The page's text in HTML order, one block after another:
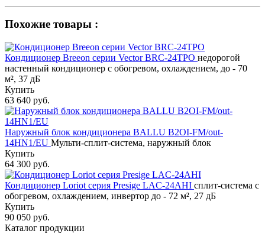
Похожие товары :
Кондиционер Breeon серии Vector BRC-24TPO недорогой
настенный кондиционер с обогревом, охлаждением, до - 70
м², 37 дБ
Купить
63 640 руб.
Наружный блок кондиционера BALLU B2OI-FM/out-
14HN1/EU Мульти-сплит-система, наружный блок
Купить
64 300 руб.
Кондиционер Loriot cерия Presige LAC-24AHI сплит-система с
обогревом, охлаждением, инвертор до - 72 м², 27 дБ
Купить
90 050 руб.
Каталог продукции